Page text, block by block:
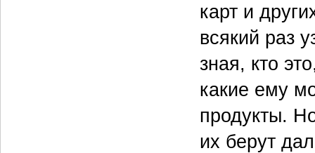
карт и
всякий раз
зная, кто
какие ему
продукты.
их берут